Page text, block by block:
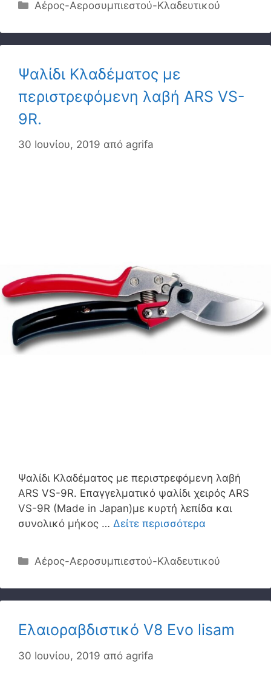
Κατηγορίες
Αέρος-Αεροσυμπιεστού-Κλαδευτικού
Ψαλίδι Κλαδέματος με
περιστρεφόµενη λαβή ARS VS-
9R.
30 Ιουνίου, 2019 από agrifa
Ψαλίδι Κλαδέματος με περιστρεφόµενη λαβή
ARS VS-9R. Επαγγελματικό ψαλίδι χειρός ARS
VS-9R (Made in Japan)με κυρτή λεπίδα και
συνολικό μήκος … Δείτε περισσότερα
Κατηγορίες
Αέρος-Αεροσυμπιεστού-Κλαδευτικού
Ελαιοραβδιστικό V8 Evo lisam
30 Ιουνίου, 2019 από agrifa